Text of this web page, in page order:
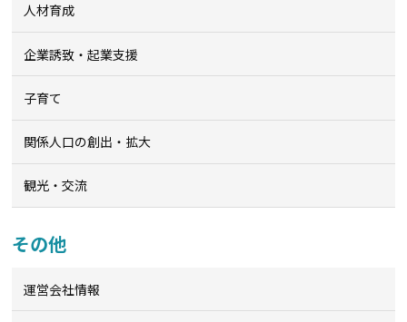
人材育成
企業誘致・起業支援
子育て
関係人口の創出・拡大
観光・交流
その他
運営会社情報